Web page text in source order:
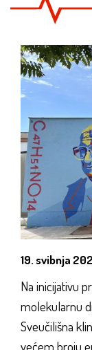
19. svibnja
Na inicijativu
molekularnu
Sveučilišna
većem broju